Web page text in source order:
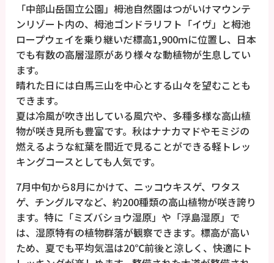
「中部山岳国立公園」栂池自然園はつがいけマウンテ
ンリゾート内の、栂池ゴンドラリフト「イヴ」と栂池
ロープウェイを乗り継いだ標高1,900ｍに位置し、日本
でも有数の高層湿原があり様々な動植物が生息してい
ます。
晴れた日には白馬三山を中心とする山々を望むことも
できます。
夏は冷風が吹き出している風穴や、多種多様な高山植
物が咲き見所も豊富です。秋はナナカマドやモミジの
燃えるような紅葉を間近で見ることができる軽トレッ
キングコースとしても人気です。
7月中旬から8月にかけて、ニッコウキスゲ、ワタス
ゲ、チングルマなど、約200種類の高山植物が咲き誇り
ます。特に「ミズバショウ湿原」や「浮島湿原」で
は、湿原特有の植物群落が観察できます。標高が高い
ため、夏でも平均気温は20℃前後と涼しく、快適にト